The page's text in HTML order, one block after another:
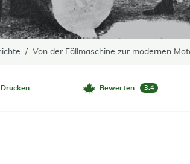
Von der Fällmaschine zur modernen
Drucken Bewerten 3.4